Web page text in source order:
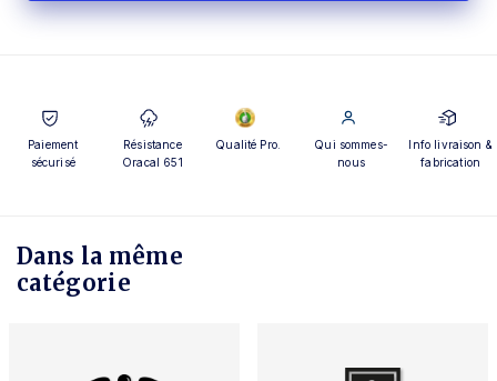
Paiement
sécurisé
Résistance
Oracal 651
Qualité Pro.
Qui sommes-
nous
Info livraison &
fabrication
Dans la même
catégorie